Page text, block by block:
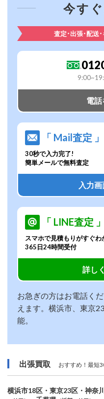
今す
査定･出張･配送
電話
「 Mail査定 」
30秒で入力完了!
簡単メールで無料査定
入力
「 LINE査定 」
スマホで見積もりがすぐわ
365日24時間受付
詳し
お急ぎの方はお電話く
えます。横浜市、東京
能。
出張買取 おすすめ！最短
横浜市18区・東京23区・神奈